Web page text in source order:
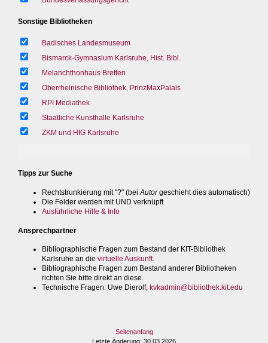
Sonstige Bibliotheken
Badisches Landesmuseum
Bismarck-Gymnasium Karlsruhe, Hist. Bibl.
Melanchthonhaus Bretten
Oberrheinische Bibliothek, PrinzMaxPalais
RPI Mediathek
Staatliche Kunsthalle Karlsruhe
ZKM und HfG Karlsruhe
Tipps zur Suche
Rechtstrunkierung mit "?" (bei Autorgeschieht dies automatisch)
Die Felder werden mit UND verknüpft
Ausführliche Hilfe & Info
Ansprechpartner
Bibliographische Fragen zum Bestand der KIT-Bibliothek
Karlsruhe an die virtuelle Auskunft.
Bibliographische Fragen zum Bestand anderer Bibliotheken
richten Sie bitte direkt an diese.
Technische Fragen: Uwe Dierolf, kvkadmin@bibliothek.kit.edu
Seitenanfang
Letzte Änderung: 30.03.2026